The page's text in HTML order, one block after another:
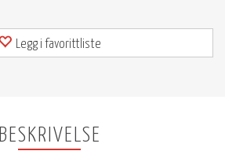
Legg i favorittliste
BESKRIVELSE